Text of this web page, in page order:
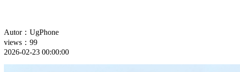
Autor：UgPhone
views：99
2026-02-23 00:00:00